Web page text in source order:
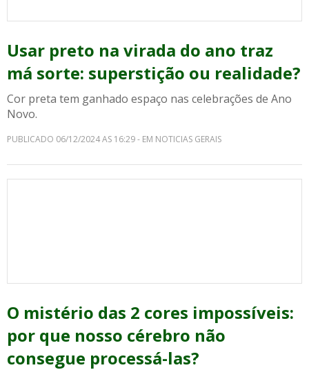
Usar preto na virada do ano traz
má sorte: superstição ou realidade?
Cor preta tem ganhado espaço nas celebrações de Ano
Novo.
PUBLICADO 06/12/2024 AS 16:29 - EM NOTICIAS GERAIS
O mistério das 2 cores impossíveis:
por que nosso cérebro não
consegue processá-las?